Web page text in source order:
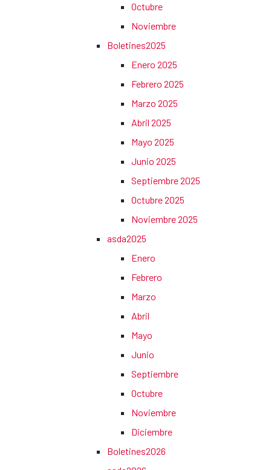
Octubre
Noviembre
Boletines2025
Enero 2025
Febrero 2025
Marzo 2025
Abril 2025
Mayo 2025
Junio 2025
Septiembre 2025
Octubre 2025
Noviembre 2025
asda2025
Enero
Febrero
Marzo
Abril
Mayo
Junio
Septiembre
Octubre
Noviembre
Diciembre
Boletines2026